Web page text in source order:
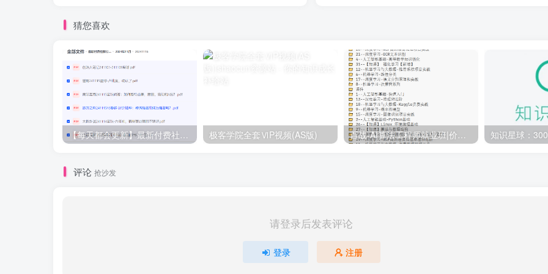
猜您喜欢
【每天都会更新】最新付费社群公众号文章 极客学院全套ⅥP视频(AS版) 百战-AI算法工程师就业班|价值18980元|冲击百万年薪|完结无秘
评论 抢沙发
请登录后发表评论
登录 注册